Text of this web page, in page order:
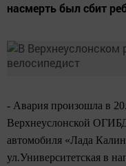
насмерть был сбит
- Авария произошла в
Верхнеуслонской
автомобиля «Лада
ул.Университетская в